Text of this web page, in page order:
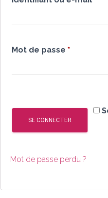
Mot de passe *
SE CONNECTER
Mot de passe perdu ?